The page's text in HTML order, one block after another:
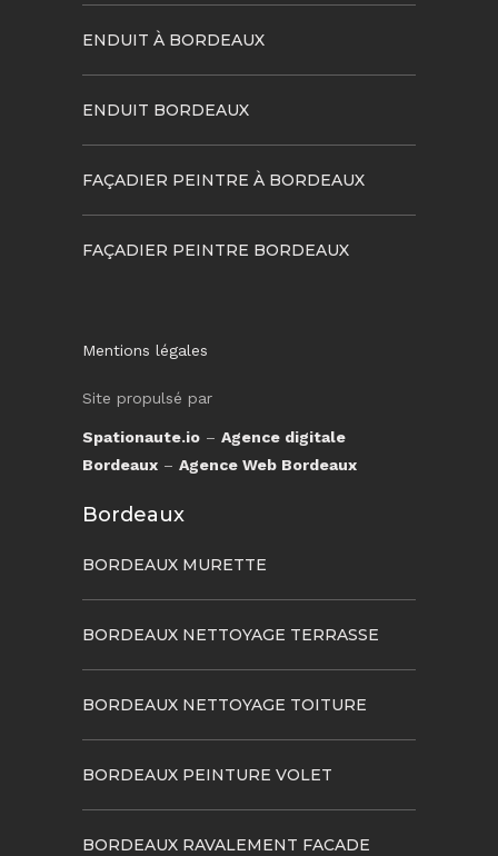
ENDUIT À BORDEAUX
ENDUIT BORDEAUX
FAÇADIER PEINTRE À BORDEAUX
FAÇADIER PEINTRE BORDEAUX
Mentions légales
Site propulsé par
Spationaute.io – Agence digitale
Bordeaux – Agence Web Bordeaux
Bordeaux
BORDEAUX MURETTE
BORDEAUX NETTOYAGE TERRASSE
BORDEAUX NETTOYAGE TOITURE
BORDEAUX PEINTURE VOLET
BORDEAUX RAVALEMENT FACADE